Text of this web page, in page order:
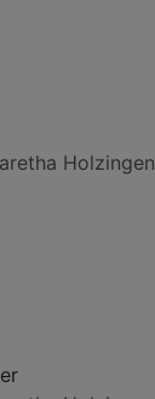
Holzingen